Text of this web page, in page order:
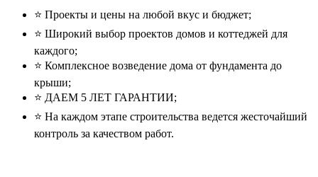
⭐️ Проекты и цены на любой вкус и бюджет;
⭐️ Широкий выбор проектов домов и коттеджей для
каждого;
⭐️ Комплексное возведение дома от фундамента до
крыши;
⭐️ ДАЕМ 5 ЛЕТ ГАРАНТИИ;
⭐️ На каждом этапе строительства ведется жесточайший
контроль за качеством работ.